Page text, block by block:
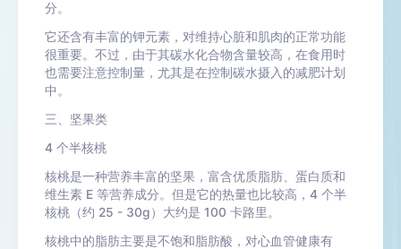
分。
它还含有丰富的钾元素，对维持心脏和肌肉的正常功能
很重要。不过，由于其碳水化合物含量较高，在食用时
也需要注意控制量，尤其是在控制碳水摄入的减肥计划
中。
三、坚果类
4 个半核桃
核桃是一种营养丰富的坚果，富含优质脂肪、蛋白质和
维生素 E 等营养成分。但是它的热量也比较高，4 个半
核桃（约 25 - 30g）大约是 100 卡路里。
核桃中的脂肪主要是不饱和脂肪酸，对心血管健康有